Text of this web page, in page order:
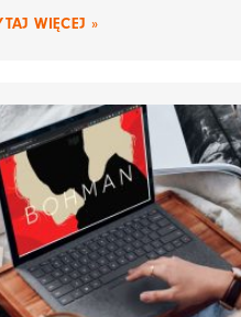
WIĘCEJ »